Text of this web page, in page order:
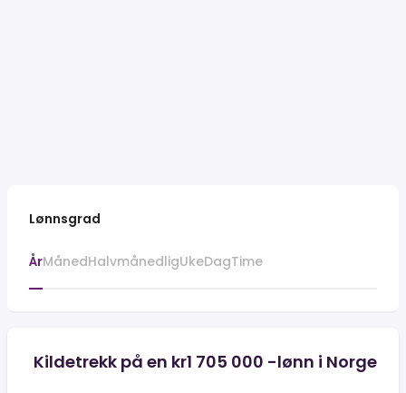
Lønnsgrad
ÅrMånedHalvmånedligUkeDagTime
Kildetrekk på en kr1 705 000 -lønn i Norge